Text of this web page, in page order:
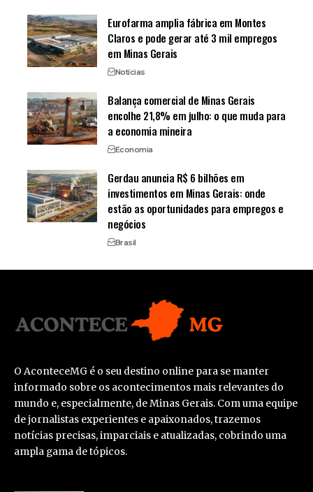
Eurofarma amplia fábrica em Montes
Claros e pode gerar até 3 mil empregos
em Minas Gerais
Notícias
Balança comercial de Minas Gerais
encolhe 21,8% em julho: o que muda para
a economia mineira
Economia
Gerdau anuncia R$ 6 bilhões em
investimentos em Minas Gerais: onde
estão as oportunidades para empregos e
negócios
Brasil
O AconteceMG é o seu destino online para se manter
informado sobre os acontecimentos mais relevantes do
mundo e, especialmente, de Minas Gerais. Com uma equipe
de jornalistas experientes e apaixonados, trazemos
notícias precisas, imparciais e atualizadas, cobrindo uma
ampla gama de tópicos.